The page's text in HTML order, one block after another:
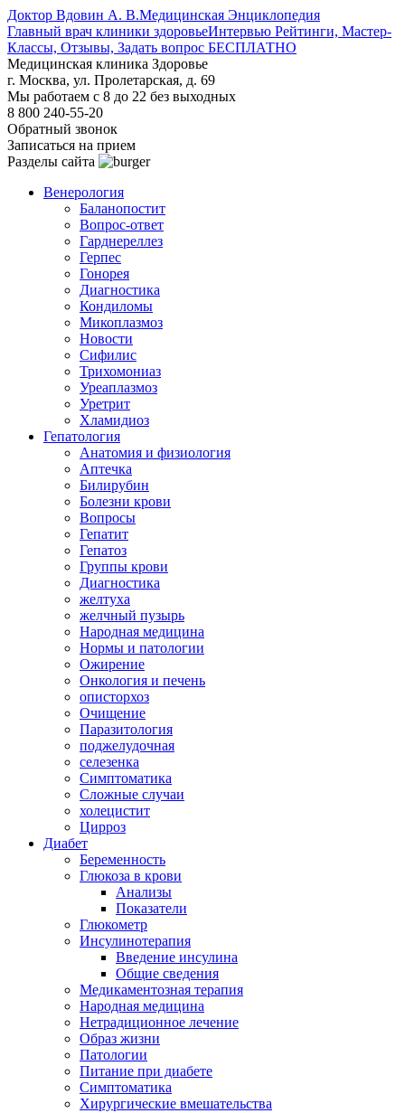
Доктор Вдовин А. В.Медицинская Энциклопедия
Главный врач клиники здоровьеИнтервью Рейтинги, Мастер-
Классы, Отзывы, Задать вопрос БЕСПЛАТНО
Медицинская клиника Здоровье
г. Москва, ул. Пролетарская, д. 69
Мы работаем с 8 до 22 без выходных
8 800 240-55-20
Обратный звонок
Записаться на прием
Разделы сайта
Венерология
Баланопостит
Вопрос-ответ
Гарднереллез
Герпес
Гонорея
Диагностика
Кондиломы
Микоплазмоз
Новости
Сифилис
Трихомониаз
Уреаплазмоз
Уретрит
Хламидиоз
Гепатология
Анатомия и физиология
Аптечка
Билирубин
Болезни крови
Вопросы
Гепатит
Гепатоз
Группы крови
Диагностика
желтуха
желчный пузырь
Народная медицина
Нормы и патологии
Ожирение
Онкология и печень
описторхоз
Очищение
Паразитология
поджелудочная
селезенка
Симптоматика
Сложные случаи
холецистит
Цирроз
Диабет
Беременность
Глюкоза в крови
Анализы
Показатели
Глюкометр
Инсулинотерапия
Введение инсулина
Общие сведения
Медикаментозная терапия
Народная медицина
Нетрадиционное лечение
Образ жизни
Патологии
Питание при диабете
Симптоматика
Хирургические вмешательства